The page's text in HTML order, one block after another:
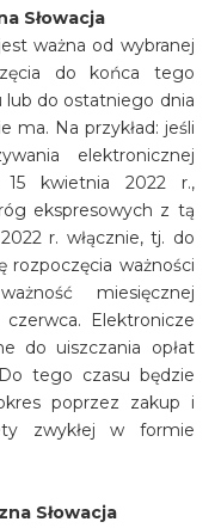
Słowacja
ważna od wybranej
do końca tego
do ostatniego dnia
ma. Na przykład: jeśli
elektronicznej
15 kwietnia 2022 r.,
ekspresowych z tą
r. włącznie, tj. do
rozpoczęcia ważności
miesięcznej
Elektronicze
do uiszczania opłat
tego czasu będzie
poprzez zakup i
zwykłej w formie
Słowacja